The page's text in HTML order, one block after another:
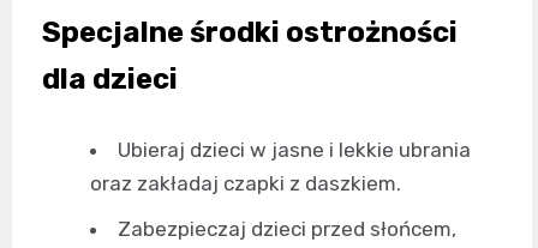
Specjalne środki ostrożności
dla dzieci
Ubieraj dzieci w jasne i lekkie ubrania
oraz zakładaj czapki z daszkiem.
Zabezpieczaj dzieci przed słońcem,